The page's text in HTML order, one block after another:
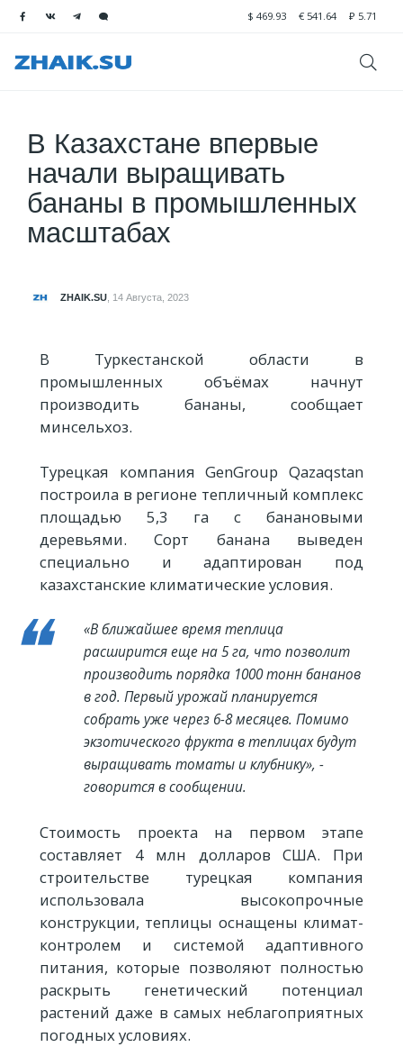
$ 469.93 € 541.64 ₽ 5.71
В Казахстане впервые
начали выращивать
бананы в промышленных
масштабах
ZHAIK.SU 14 Августа, 2023
В Туркестанской области в
промышленных объёмах начнут
производить бананы, сообщает
минсельхоз.
Турецкая компания GenGroup Qazaqstan
построила в регионе тепличный комплекс
площадью 5,3 га с банановыми
деревьями. Сорт банана выведен
специально и адаптирован под
казахстанские климатические условия.
«В ближайшее время теплица
расширится еще на 5 га, что позволит
производить порядка 1000 тонн бананов
в год. Первый урожай планируется
собрать уже через 6-8 месяцев. Помимо
экзотического фрукта в теплицах будут
выращивать томаты и клубнику», -
говорится в сообщении.
Стоимость проекта на первом этапе
составляет 4 млн долларов США. При
строительстве турецкая компания
использовала высокопрочные
конструкции, теплицы оснащены климат-
контролем и системой адаптивного
питания, которые позволяют полностью
раскрыть генетический потенциал
растений даже в самых неблагоприятных
погодных условиях.